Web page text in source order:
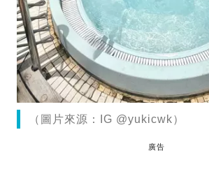
（圖片來源：IG @yukicwk）
廣告